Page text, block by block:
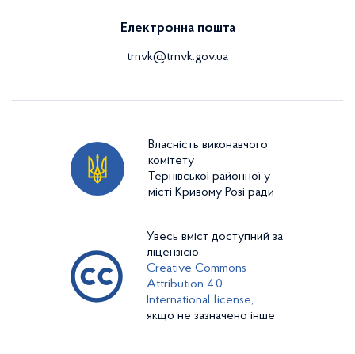
Електронна пошта
trnvk@trnvk.gov.ua
Власність виконавчого
комітету
Тернівської районної у
місті Кривому Розі ради
Увесь вміст доступний за
ліцензією
Creative Commons
Attribution 4.0
International license,
якщо не зазначено інше